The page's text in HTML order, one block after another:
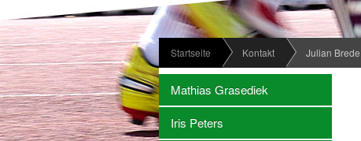
Startseite Kontakt Julian Brede
Mathias Grasediek
Iris Peters